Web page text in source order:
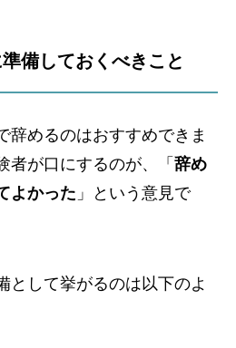
備しておくべきこと
辞めるのはおすすめできま
者が口にするのが、「 辞め
よかった 」という意見で
として挙がるのは以下のよ